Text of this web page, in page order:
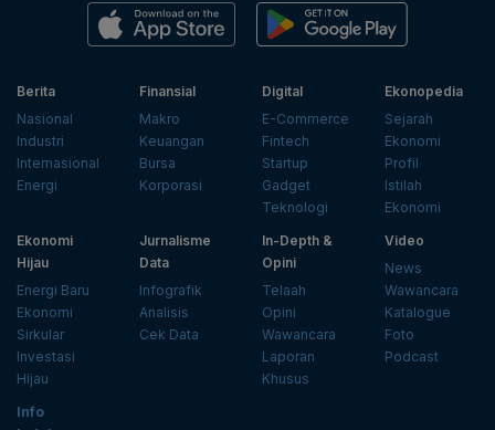
Berita
Nasional
Industri
Internasional
Energi
Finansial
Makro
Keuangan
Bursa
Korporasi
Digital
E-Commerce
Fintech
Startup
Gadget
Teknologi
Ekonopedia
Sejarah
Ekonomi
Profil
Istilah
Ekonomi
Ekonomi
Hijau
Energi Baru
Ekonomi
Sirkular
Investasi
Hijau
Jurnalisme
Data
Infografik
Analisis
Cek Data
In-Depth &
Opini
Telaah
Opini
Wawancara
Laporan
Khusus
Video
News
Wawancara
Katalogue
Foto
Podcast
Info